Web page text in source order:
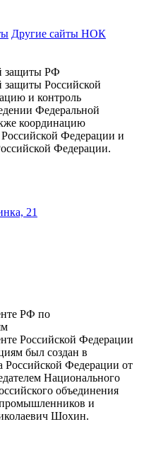
Другие сайты НОК
защиты РФ
защиты Российской
и контроль
Федеральной
координацию
Федерации и
Федерации.
21
РФ по
Российской Федерации
был создан в
Российской Федерации от
Национального
объединения
промышленников и
Шохин.